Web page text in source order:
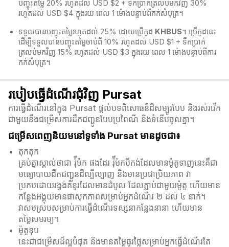
បញ្ចុះតម្លៃ 20% រហូតដល់ USD $2 + ទឹកប្រាក់ត្រលប់មកវិញ 30%
រហូតដល់ USD $4 ក្នុងរយៈពេល 1 ម៉ោងបន្ទាប់ពីកក់សំបុត្រ។
ទទួលបានបញ្ចុះតម្លៃរហូតដល់ 25% ដោយប្រើកូដ KHBUS។ ប្រើកូដនេះ
ដើម្បីទទួលបានបញ្ចុះតម្លៃចាប់ពី 10% រហូតដល់ USD $1 + ទឹកប្រាក់
ត្រលប់មកវិញ 15% រហូតដល់ USD $3 ក្នុងរយៈពេល 1 ម៉ោងបន្ទាប់ពីការ
កក់សំបុត្រ។
របៀបធ្វើដំណើរជុំវិញ Pursat
ការធ្វើដំណើរនៅក្នុង Pursat ផ្តល់បទពិសោធន៍ដ៏សម្បូរបែប និងរស់រវើក
ជាមួយនឹងជម្រើសការដឹកជញ្ជូនបែបប្រពៃណី និងទំនើបចូលគ្នា។
ជម្រើសពេញនិយមនៅទូទាំង Pursat មានដូចជា៖
តុកតុក
គ្រប់គ្នាស្គាល់ថាជា រ៉ុឺម៉ក ផងដែរ រ៉ុឺម៉កបីកង់ដែលមានម៉ូតូទាញនេះគឺជា
មធ្យោបាយដឹកជញ្ជូនដ៏ល្បីល្បាញ និងមានប្រជាប្រិយភាព វា
ប្រកបដោយរង្វង់គំនូរដែលមានដំបូល ដែលភ្ជាប់ជាមួយម៉ូតូ ហើយមាន
កន្លែងអង្គុយមានផាសុកភាពសម្រាប់អ្នកដំណើរ ២ ដល់ ៤ នាក់។
វាសមស្របសម្រាប់ការធ្វើដំណើរទស្សនាកន្លែងនានា ហើយមាន
តម្លៃសមរម្យ។
ម៉ូតូឌុប
នេះជាជម្រើសដ៏ល្អបំផុត និងមានតម្លៃធូរថ្លៃសម្រាប់អ្នកធ្វើដំណើរតែ